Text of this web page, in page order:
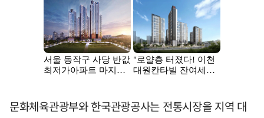
문화체육관광부와 한국관광공사는 전통시장을 지역 대